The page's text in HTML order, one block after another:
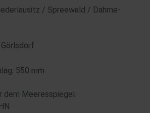
/ Spreewald / Dahme-
550 mm
dem Meeresspiegel: